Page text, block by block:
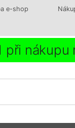
e-shop
při nákupu